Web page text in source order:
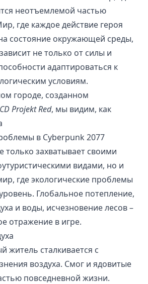
неотъемлемой частью
где каждое действие героя
состояние окружающей среды,
не только от силы и
адаптироваться к
условиям.
городе, созданном
CD Projekt Red, мы видим, как
в Cyberpunk 2077
только захватывает своими
видами, но и
где экологические проблемы
Глобальное потепление,
и воды, исчезновение лесов –
отражение в игре.
житель сталкивается с
воздуха. Смог и ядовитые
повседневной жизни.